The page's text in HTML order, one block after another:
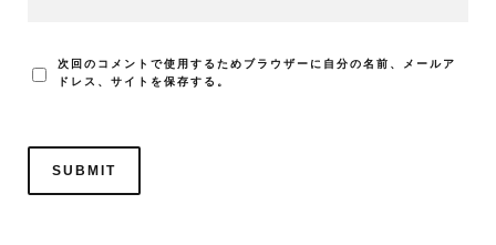
次回のコメントで使用するためブラウザーに自分の名前、メールア
ドレス、サイトを保存する。